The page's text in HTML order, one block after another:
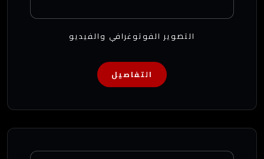
التصوير الفوتوغرافي والفيديو
التفاصيل